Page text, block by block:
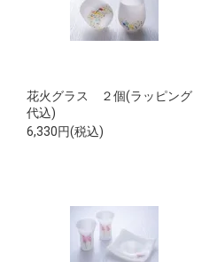
花火グラス ２個(ラッピング
代込)
6,330円(税込)